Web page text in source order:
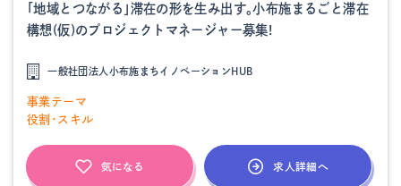
「地域とつながる」滞在の形を生み出す。小布施まるごと滞在
構想(仮)のプロジェクトマネージャー募集!
一般社団法人小布施まちイノベーションHUB
事業テーマ
役割・スキル
気になる 求人詳細へ